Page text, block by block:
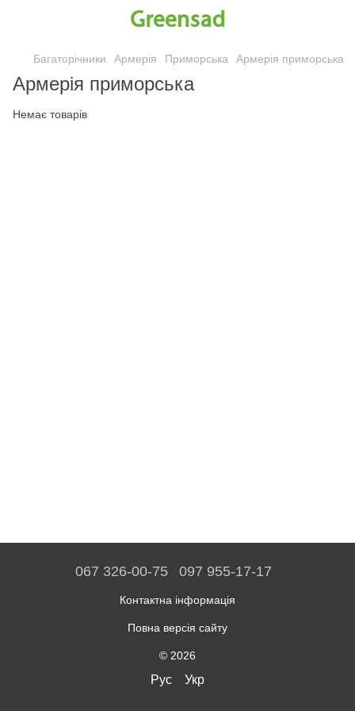
Багаторічники Армерія Приморська Армерія приморська
Армерія приморська
Немає товарів
067 326-00-75 097 955-17-17
Контактна інформація
Повна версія сайту
© 2026
Рус Укр